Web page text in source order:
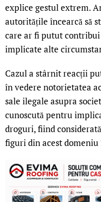
explice gestul extrem.
autoritățile încearcă să
care ar fi putut contribui
implicate alte
Cazul a stârnit reacții
în vedere notorietatea
sale ilegale asupra
cunoscută pentru
droguri, fiind
figuri din acest domeniu